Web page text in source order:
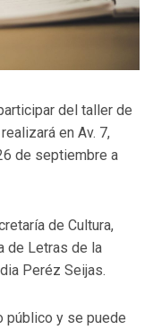
del taller de
en Av. 7,
de septiembre a
de Cultura,
de Letras de la
Peréz Seijas.
público y se puede